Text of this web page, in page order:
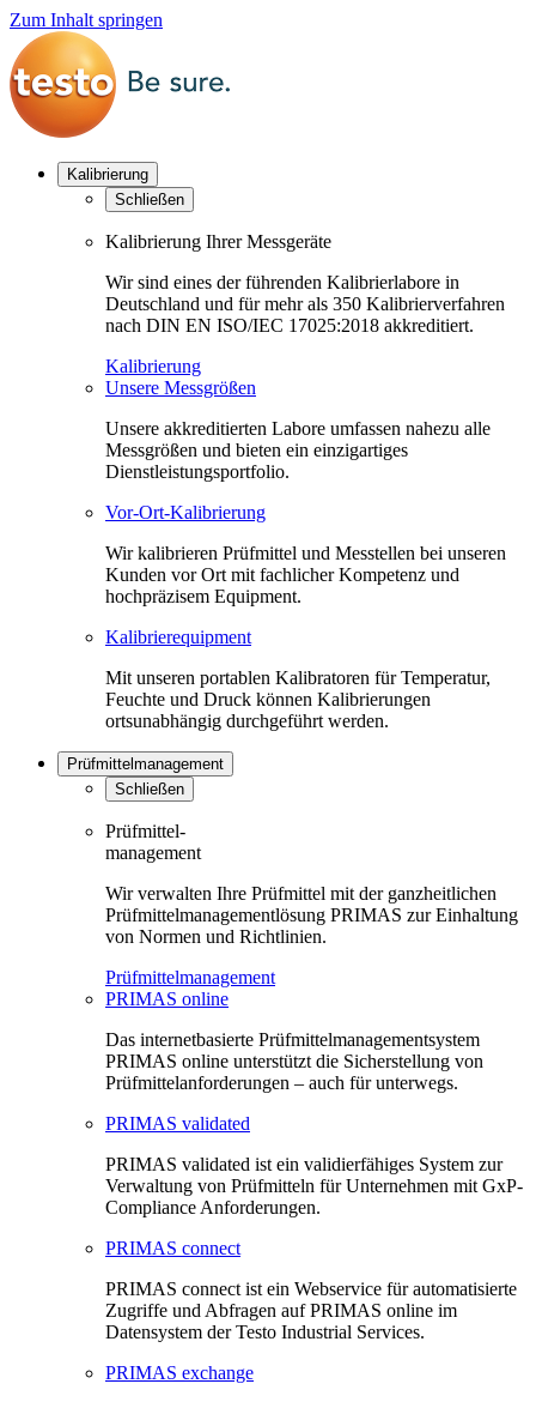
Zum Inhalt springen
Kalibrierung
Schließen
Kalibrierung Ihrer Messgeräte
Wir sind eines der führenden Kalibrierlabore in
Deutschland und für mehr als 350 Kalibrierverfahren
nach DIN EN ISO/IEC 17025:2018 akkreditiert.
Kalibrierung
Unsere Messgrößen
Unsere akkreditierten Labore umfassen nahezu alle
Messgrößen und bieten ein einzigartiges
Dienstleistungsportfolio.
Vor-Ort-Kalibrierung
Wir kalibrieren Prüfmittel und Messtellen bei unseren
Kunden vor Ort mit fachlicher Kompetenz und
hochpräzisem Equipment.
Kalibrierequipment
Mit unseren portablen Kalibratoren für Temperatur,
Feuchte und Druck können Kalibrierungen
ortsunabhängig durchgeführt werden.
Prüfmittelmanagement
Schließen
Prüfmittel-
management
Wir verwalten Ihre Prüfmittel mit der ganzheitlichen
Prüfmittelmanagementlösung PRIMAS zur Einhaltung
von Normen und Richtlinien.
Prüfmittelmanagement
PRIMAS online
Das internetbasierte Prüfmittelmanagementsystem
PRIMAS online unterstützt die Sicherstellung von
Prüfmittelanforderungen – auch für unterwegs.
PRIMAS validated
PRIMAS validated ist ein validierfähiges System zur
Verwaltung von Prüfmitteln für Unternehmen mit GxP-
Compliance Anforderungen.
PRIMAS connect
PRIMAS connect ist ein Webservice für automatisierte
Zugriffe und Abfragen auf PRIMAS online im
Datensystem der Testo Industrial Services.
PRIMAS exchange